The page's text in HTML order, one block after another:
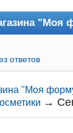
"Моя
ответов
"Моя
→